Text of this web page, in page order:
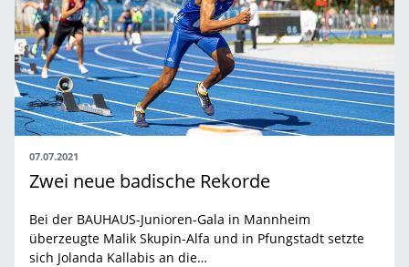
07.07.2021
Zwei neue badische Rekorde
Bei der BAUHAUS-Junioren-Gala in Mannheim
überzeugte Malik Skupin-Alfa und in Pfungstadt setzte
sich Jolanda Kallabis an die…